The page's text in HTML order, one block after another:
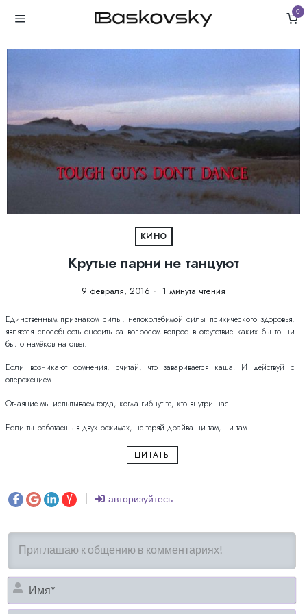
0
КИНО
Крутые парни не танцуют
9 февраля, 2016 1 минута чтения
Единственным признаком силы, непоколебимой силы психического здоровья,
является способность сносить за вопросом вопрос в отсутствие каких бы то ни
было намёков на ответ.
Если возникают сомнения, считай, что заваривается каша. И действуй с
опережением.
Отчаяние мы испытываем тогда, когда гибнут те, кто внутри нас.
Если ты работаешь в двух режимах, не теряй драйва ни там, ни там.
ЦИТАТЫ
авторизуйтесь